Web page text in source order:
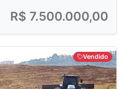
R$ 7.500.000,00
Vendido